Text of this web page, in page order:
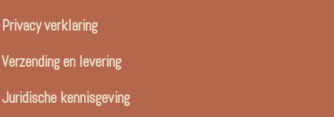
Privacy verklaring
Verzending en levering
Juridische kennisgeving